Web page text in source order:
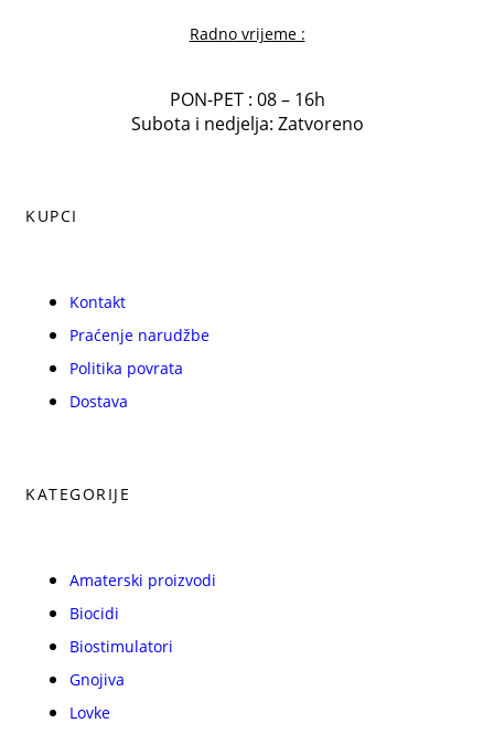
Radno vrijeme :
PON-PET : 08 – 16h
Subota i nedjelja: Zatvoreno
KUPCI
Kontakt
Praćenje narudžbe
Politika povrata
Dostava
KATEGORIJE
Amaterski proizvodi
Biocidi
Biostimulatori
Gnojiva
Lovke